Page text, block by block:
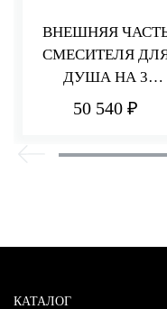
ВНЕШНЯЯ
СМЕСИТЕЛЯ
ДУША НА 3
ПОТРЕБИТЕЛЯ
50 540 ₽
КАТАЛОГ